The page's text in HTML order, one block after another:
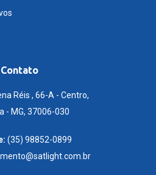
Contato
Réis , 66-A - Centro,
- MG, 37006-030
(35) 98852-0899